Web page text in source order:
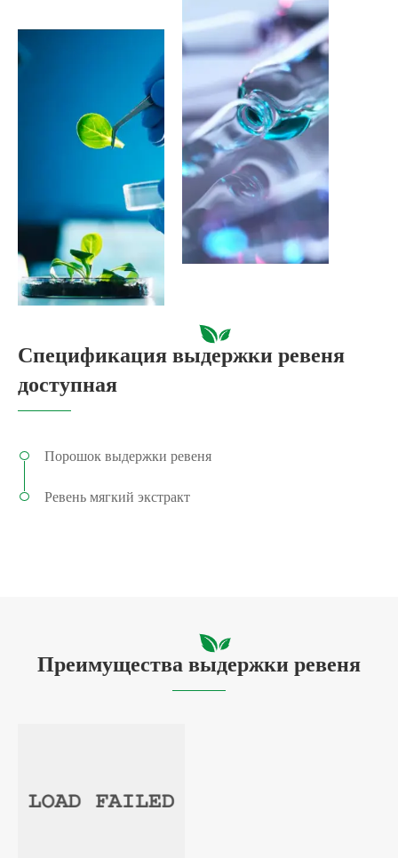
Спецификация выдержки ревеня
доступная
Порошок выдержки ревеня
Ревень мягкий экстракт
Преимущества выдержки ревеня